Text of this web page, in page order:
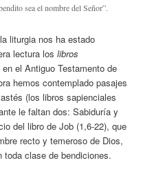
sea el nombre del Señor”.
liturgia nos ha estado
lectura los libros
el Antiguo Testamento de
hemos contemplado pasajes
(los libros sapienciales
le faltan dos: Sabiduría y
del libro de Job (1,6-22), que
recto y temeroso de Dios,
clase de bendiciones.